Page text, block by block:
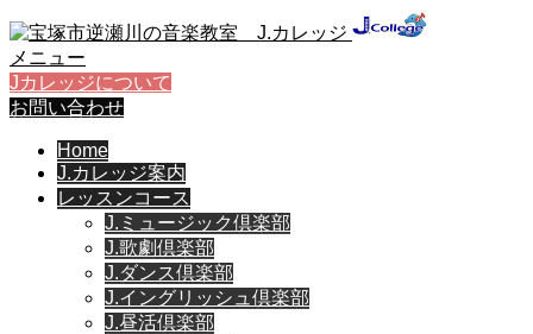
メニュー
Jカレッジについて
お問い合わせ
Home
J.カレッジ案内
レッスンコース
J.ミュージック倶楽部
J.歌劇倶楽部
J.ダンス倶楽部
J.イングリッシュ倶楽部
J.昼活倶楽部